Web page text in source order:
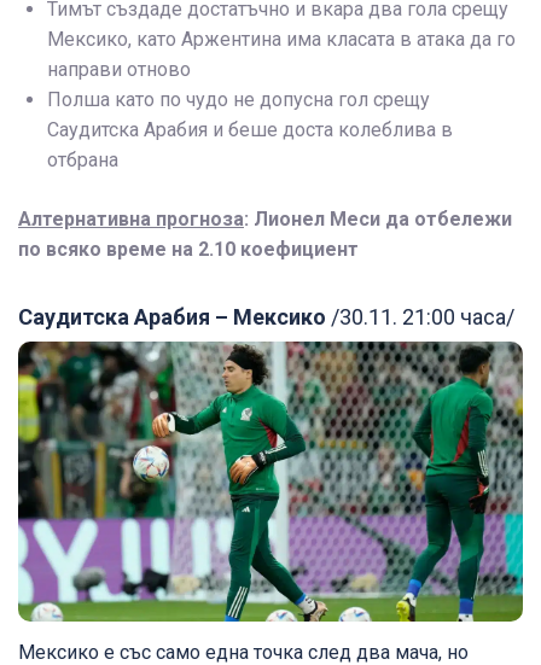
Тимът създаде достатъчно и вкара два гола срещу
Мексико, като Аржентина има класата в атака да го
направи отново
Полша като по чудо не допусна гол срещу
Саудитска Арабия и беше доста колеблива в
отбрана
Алтернативна прогноза: Лионел Меси да отбележи
по всяко време на 2.10 коефициент
Саудитска Арабия – Мексико /30.11. 21:00 часа/
Мексико е със само една точка след два мача, но